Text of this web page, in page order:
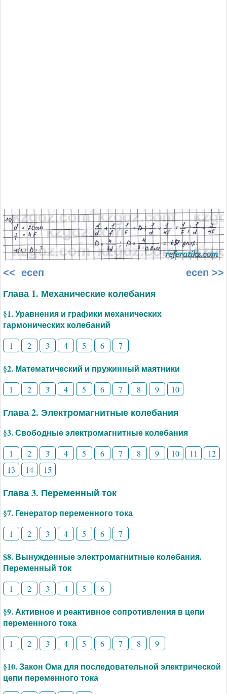
<< есеп есеп >>
Глава 1. Механические колебания
§1. Уравнения и графики механических
гармонических колебаний
1 2 3 4 5 6 7
§2. Математический и пружинный маятники
1 2 3 4 5 6 7 8 9 10
Глава 2. Электромагнитные колебания
§3. Свободные электромагнитные колебания
1 2 3 4 5 6 7 8 9 10 11
12
13
14 15
Глава 3. Переменный ток
§7. Генератор переменного тока
1 2 3 4 5 6 7
$8. Вынужденные электромагнитные колебания.
Переменный ток
1 2 3 4 5 6
§9. Активное и реактивное сопротивления в цепи
переменного тока
1 2 3 4 5 6 7 8 9
§10. Закон Ома для последовательной электрической
цепи переменного тока